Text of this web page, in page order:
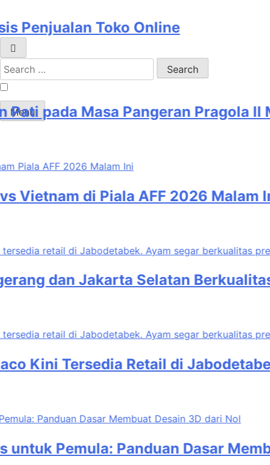
Search
for:
Menu
Toko Online
pada Masa Pangeran Pragola II
di Piala AFF 2026 Malam Ini
dan Jakarta Selatan Berkualitas
Tersedia Retail di Jabodetabek,
Pemula: Panduan Dasar